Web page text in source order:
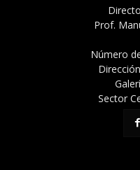
Prof.
Número
Sector